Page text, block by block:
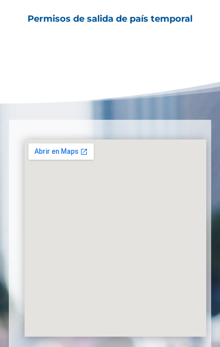
Permisos de salida de país temporal